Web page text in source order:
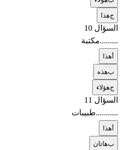
جهذا
السؤال 10
.........مكتبة
أهذا
بهذه
جهؤلاء
السؤال 11
...........طبيبات
أهذا
بهاتان